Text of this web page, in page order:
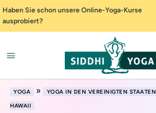
Haben Sie schon unsere Online-Yoga-Kurse
ausprobiert?
YOGA » YOGA IN DEN VEREINIGTEN STAATEN
HAWAII